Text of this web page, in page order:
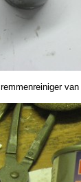
remmenreiniger